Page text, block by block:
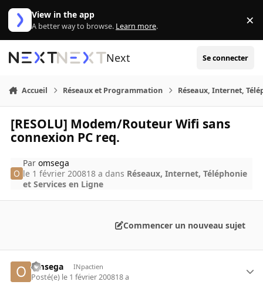
Aller au contenu
View in the app
A better way to browse. Learn more. ×
Next Se connecter
Accueil Réseaux et Programmation Réseaux, Internet,
[RESOLU] Modem/Routeur Wifi sans
connexion PC req.
Paromsega
le 1 février 200818 a dans Réseaux, Internet, Téléphonie
et Services en Ligne
Commencer un nouveau sujet
omsega INpactien
Posté(e) le 1 février 200818 a